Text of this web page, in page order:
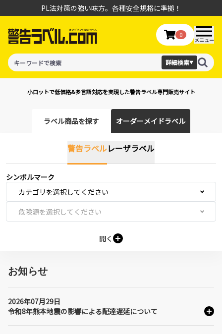
PL法対策の強い味方。各種安全規格に準拠！
詳細検索▼
0
メニュー
小ロットで低価格&多言語対応を実現した警告ラベル専門販売サイト
ラベル商品を探す オーダーメイドラベル
警告ラベルレーザラベル
シンボルマーク
マルチランゲージ
シグナルワード
開く
お知らせ
2026年07月29日
令和8年熊本地震の影響による配達遅延について